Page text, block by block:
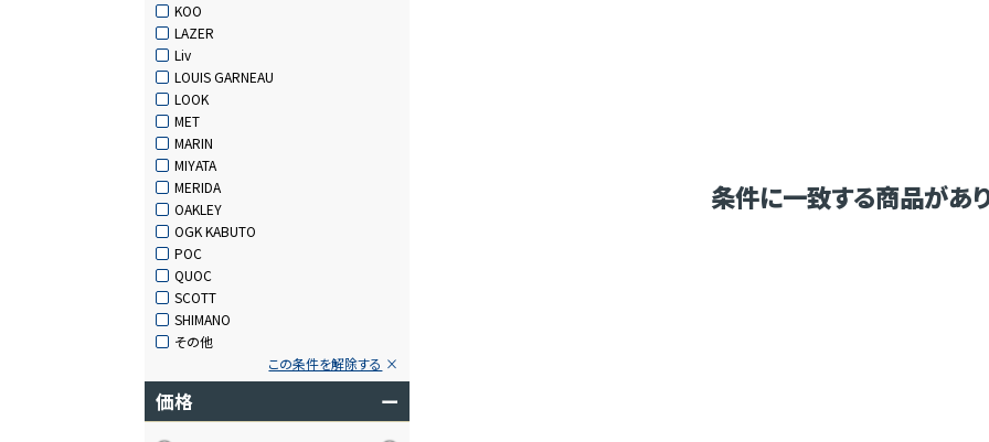
KOO
LAZER
Liv
LOUIS GARNEAU
LOOK
MET
MARIN
MIYATA
MERIDA
OAKLEY
OGK KABUTO
POC
QUOC
SCOTT
SHIMANO
その他
この条件を解除する
価格 ー
条件に一致する商品があ